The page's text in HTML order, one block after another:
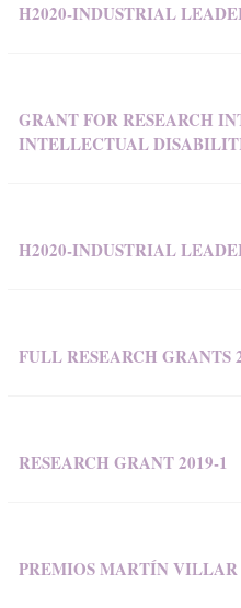
H2020-INDUSTRIAL
GRANT FOR RESEARCH
INTELLECTUAL
H2020-INDUSTRIAL
FULL RESEARCH GRANTS
RESEARCH GRANT 2019-1
PREMIOS MARTÍN VILLAR